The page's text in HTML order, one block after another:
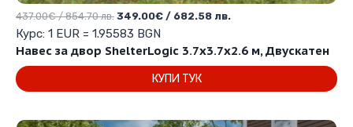
Навес за двор ShelterLogic 3.7х3.7х2.6 м, Двускатен
437.00€/ 854.70 лв. Original
price
was:
854.70 лв..
349.00€ / 682.58 лв.Текущата
е:
682.58 лв..
Курс: 1 EUR = 1.95583 BGN
КУПИ ТУК